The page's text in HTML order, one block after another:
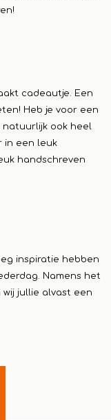
cadeautje. Een
Heb je voor een
natuurlijk ook heel
in een leuk
handschreven
inspiratie hebben
Namens het
jullie alvast een